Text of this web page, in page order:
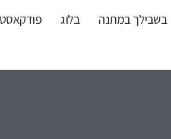
בשבילך במתנה בלוג
פודקאסט